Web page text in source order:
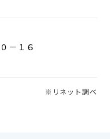
－１６
※リネット調べ